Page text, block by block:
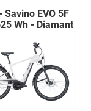
Savino EVO 5F
Wh - Diamant